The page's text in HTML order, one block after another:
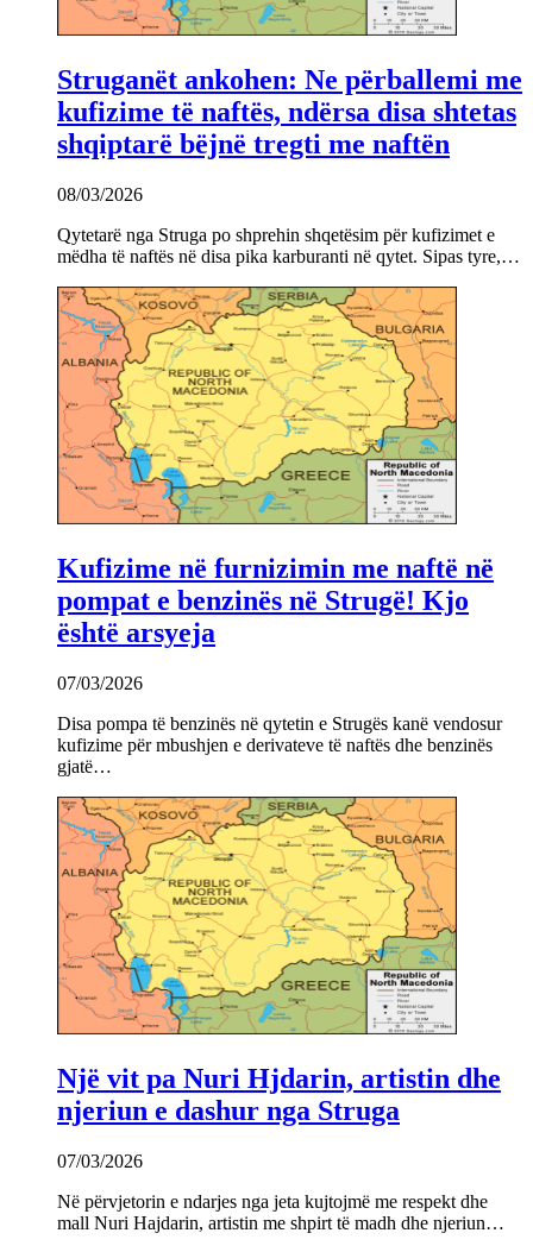
Struganët ankohen: Ne përballemi me
kufizime të naftës, ndërsa disa shtetas
shqiptarë bëjnë tregti me naftën
08/03/2026
Qytetarë nga Struga po shprehin shqetësim për kufizimet e
mëdha të naftës në disa pika karburanti në qytet. Sipas tyre,…
Kufizime në furnizimin me naftë në
pompat e benzinës në Strugë! Kjo
është arsyeja
07/03/2026
Disa pompa të benzinës në qytetin e Strugës kanë vendosur
kufizime për mbushjen e derivateve të naftës dhe benzinës
gjatë…
Një vit pa Nuri Hjdarin, artistin dhe
njeriun e dashur nga Struga
07/03/2026
Në përvjetorin e ndarjes nga jeta kujtojmë me respekt dhe
mall Nuri Hajdarin, artistin me shpirt të madh dhe njeriun…